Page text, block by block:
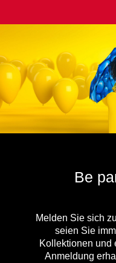
Be
Melden Sie sich
seien Sie
Kollektionen und
Anmeldung